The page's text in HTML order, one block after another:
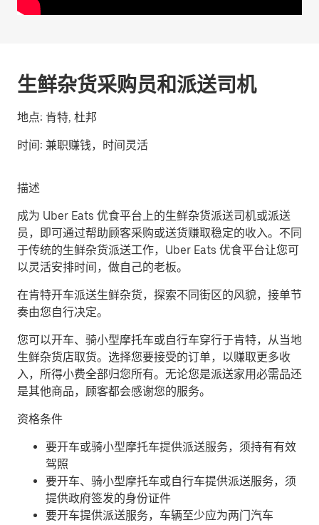
生鲜杂货采购员和派送司机
地点: 肯特, 杜邦
时间: 兼职赚钱，时间灵活
描述
成为 Uber Eats 优食平台上的生鲜杂货派送司机或派送
员，即可通过帮助顾客采购或送货赚取稳定的收入。不同
于传统的生鲜杂货派送工作，Uber Eats 优食平台让您可
以灵活安排时间，做自己的老板。
在肯特开车派送生鲜杂货，探索不同街区的风貌，接单节
奏由您自行决定。
您可以开车、骑小型摩托车或自行车穿行于肯特，从当地
生鲜杂货店取货。选择您要接受的订单，以赚取更多收
入，所得小费全部归您所有。无论您是派送家用必需品还
是其他商品，顾客都会感谢您的服务。
资格条件
要开车或骑小型摩托车提供派送服务，须持有有效
驾照
要开车、骑小型摩托车或自行车提供派送服务，须
提供政府签发的身份证件
要开车提供派送服务，车辆至少应为两门汽车